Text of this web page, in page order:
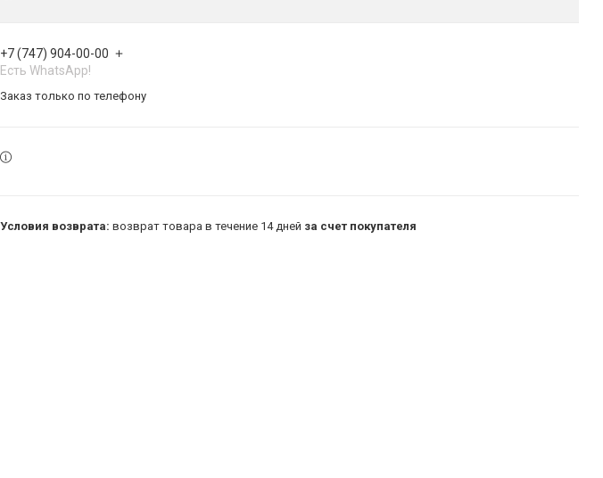
+7 (747) 904-00-00
Есть WhatsApp!
Заказ только по телефону
возврат товара в течение 14 дней за счет покупателя